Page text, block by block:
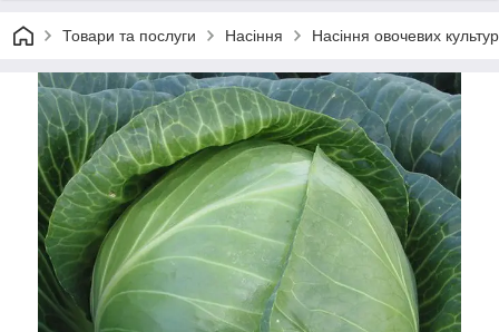
Товари та послуги Насіння Насіння овочевих культур